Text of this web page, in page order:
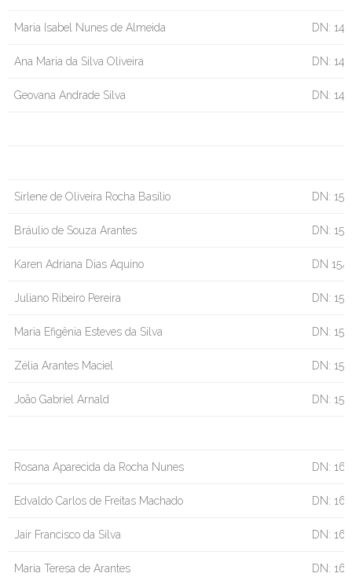
Maria Isabel Nunes de Almeida DN:
Ana Maria da Silva Oliveira DN:
Geovana Andrade Silva DN:
Sirlene de Oliveira Rocha Basílio DN:
Bráulio de Souza Arantes DN:
Karen Adriana Dias Aquino DN 15/
Juliano Ribeiro Pereira DN:
Maria Efigênia Esteves da Silva DN:
Zélia Arantes Maciel DN:
João Gabriel Arnald DN:
Rosana Aparecida da Rocha Nunes DN:
Edvaldo Carlos de Freitas Machado DN:
Jair Francisco da Silva DN:
Maria Teresa de Arantes DN: